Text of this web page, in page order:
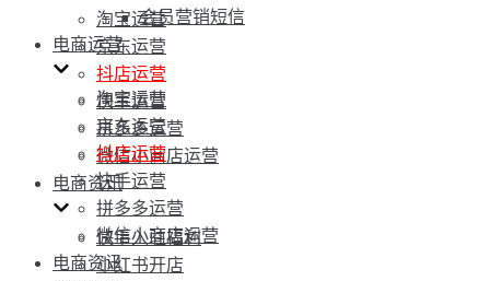
淘宝运营
京东运营
抖店运营
快手运营
拼多多运营
微信小商店运营
电商资讯
快手入驻福利
小红书开店
会员营销短信
电商运营
淘宝运营
京东运营
抖店运营
快手运营
拼多多运营
微信小商店运营
电商资讯